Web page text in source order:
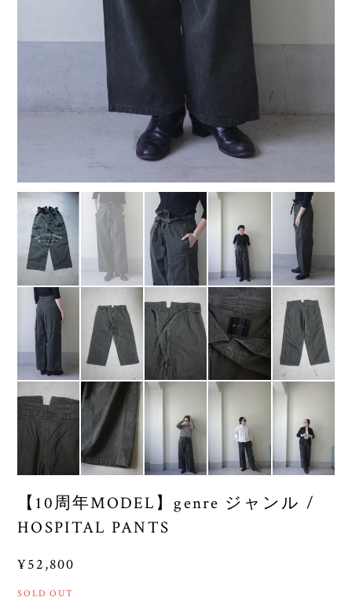
【10周年MODEL】genre ジャンル /
HOSPITAL PANTS
¥52,800
SOLD OUT